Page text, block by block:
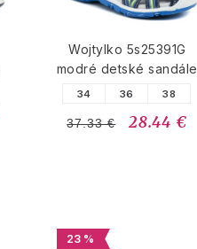
Wojtylko 5s25391G
modré detské sandále
34 36 38
37.33 € 28.44 €
23 %